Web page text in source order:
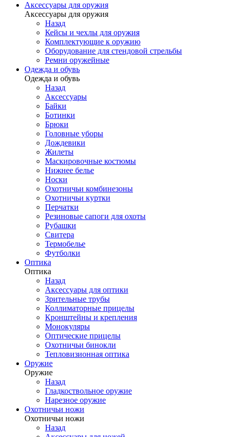
Аксессуары для оружия
Аксессуары для оружия
Назад
Кейсы и чехлы для оружия
Комплектующие к оружию
Оборудование для стендовой стрельбы
Ремни оружейные
Одежда и обувь
Одежда и обувь
Назад
Аксессуары
Байки
Ботинки
Брюки
Головные уборы
Дождевики
Жилеты
Маскировочные костюмы
Нижнее белье
Носки
Охотничьи комбинезоны
Охотничьи куртки
Перчатки
Резиновые сапоги для охоты
Рубашки
Свитера
Термобелье
Футболки
Оптика
Оптика
Назад
Аксессуары для оптики
Зрительные трубы
Коллиматорные прицелы
Кронштейны и крепления
Монокуляры
Оптические прицелы
Охотничьи бинокли
Тепловизионная оптика
Оружие
Оружие
Назад
Гладкоствольное оружие
Нарезное оружие
Охотничьи ножи
Охотничьи ножи
Назад